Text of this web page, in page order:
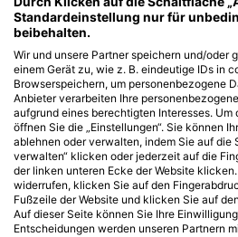
Dive Center, die diesen
anbieten
SeaWorld Paradise Diving
Center
Novotel Marsa Alam Beach Resort,
Marsa Alam Marsa Alam, Ägypten
Three
Blue Submarine diving center Happy Life Hotel, Blue Submarine diving centers Happy Life
marsa alam happy life hotel
Standardeinstellung nur für
beibehalten.
Wir und unsere Partner speichern und/oder
einem Gerät zu, wie z. B. eindeutige IDs in
Browserspeichern, um personenbezogene
Anbieter verarbeiten Ihre
aufgrund eines berechtigten Interesses. Um
öffnen Sie die „Einstellungen“. Sie können
ablehnen oder verwalten, indem Sie auf die
verwalten“ klicken oder jederzeit auf die
der linken unteren Ecke der Website
widerrufen, klicken Sie auf den
Fußzeile der Website und klicken Sie auf
Auf dieser Seite können Sie Ihre
Entscheidungen werden unseren Partnern